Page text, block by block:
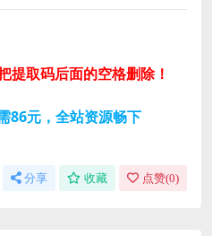
提取码后面的空格删除！
86元，全站资源畅下
分享 收藏 点赞(0)